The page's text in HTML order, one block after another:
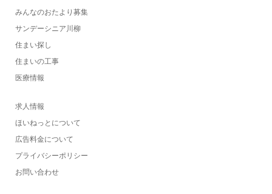
みんなのおたより募集
サンデーシニア川柳
住まい探し
住まいの工事
医療情報
求人情報
ほいねっとについて
広告料金について
プライバシーポリシー
お問い合わせ